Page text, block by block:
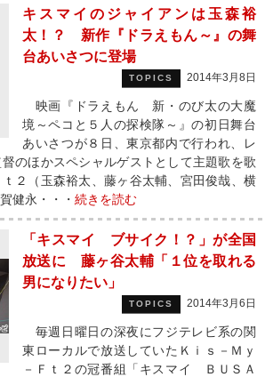
キスマイのジャイアンは玉森裕
太！？ 新作『ドラえもん～』の舞
台あいさつに登場
TOPICS 2014年3月8日
映画『ドラえもん 新・のび太の大魔
境～ペコと５人の探検隊～』の初日舞台
あいさつが８日、東京都内で行われ、レ
のほかスペシャルゲストとして主題歌を歌
２（玉森裕太、藤ヶ谷太輔、宮田俊哉、横
健永・・・ 続きを読む
「キスマイ ブサイク！？」が全国
放送に 藤ヶ谷太輔「１位を取れる
男になりたい」
TOPICS 2014年3月6日
毎週日曜日の深夜にフジテレビ系の関
東ローカルで放送していたＫｉｓ－Ｍｙ
－Ｆｔ２の冠番組「キスマイ ＢＵＳＡ